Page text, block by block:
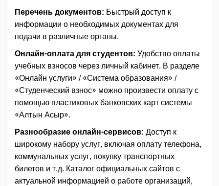
Перечень документов: Быстрый доступ к
информации о необходимых документах для
подачи в различные органы.
Онлайн-оплата для студентов: Удобство оплаты
учебных взносов через личный кабинет. В разделе
«Онлайн услуги» / «Система образования» /
«Студенческий взнос» можно произвести оплату с
помощью пластиковых банковских карт системы
«Алтын Асыр».
Разнообразие онлайн-сервисов: Доступ к
широкому набору услуг, включая оплату телефона,
коммунальных услуг, покупку транспортных
билетов и т.д. Каталог официальных сайтов с
актуальной информацией о работе организаций,